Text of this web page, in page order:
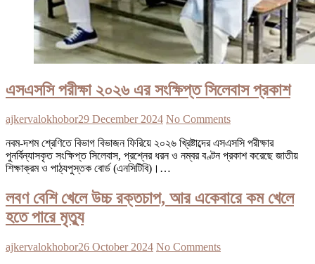
এসএসসি পরীক্ষা ২০২৬ এর সংক্ষিপ্ত সিলেবাস প্রকাশ
ajkervalokhobor29 December 2024 No Comments
নবম-দশম শ্রেণিতে বিভাগ বিভাজন ফিরিয়ে ২০২৬ খ্রিষ্টাব্দের এসএসসি পরীক্ষার
পুনর্বিন্যাসকৃত সংক্ষিপ্ত সিলেবাস, প্রশ্নের ধরন ও নম্বর বণ্টন প্রকাশ করেছে জাতীয়
শিক্ষাক্রম ও পাঠ্যপুস্তক বোর্ড (এনসিটিবি)।…
লবণ বেশি খেলে উচ্চ রক্তচাপ, আর একেবারে কম খেলে
হতে পারে মৃত্যু
ajkervalokhobor26 October 2024 No Comments